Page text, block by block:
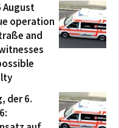
August
operation
and
der 6.